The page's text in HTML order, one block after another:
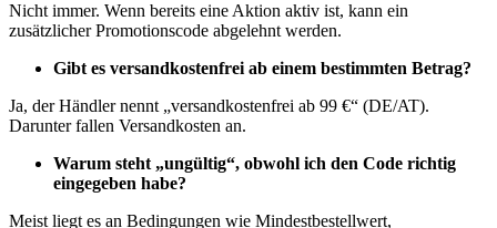
Nicht immer. Wenn bereits eine Aktion aktiv ist, kann ein
zusätzlicher Promotionscode abgelehnt werden.
Gibt es versandkostenfrei ab einem bestimmten Betrag?
Ja, der Händler nennt „versandkostenfrei ab 99 €“ (DE/AT).
Darunter fallen Versandkosten an.
Warum steht „ungültig“, obwohl ich den Code richtig
eingegeben habe?
Meist liegt es an Bedingungen wie Mindestbestellwert,